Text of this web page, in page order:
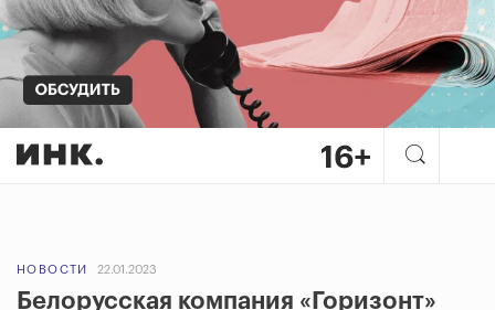
НОВОСТИ 22.01.2023
Белорусская компания «Горизонт»